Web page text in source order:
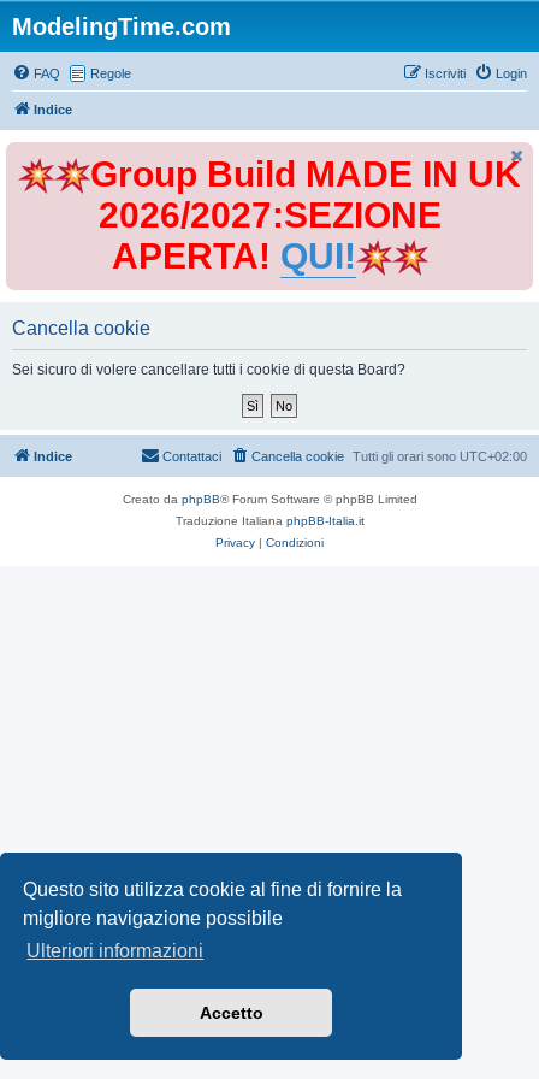
Questo sito utilizza cookie al fine di fornire la
migliore navigazione possibile
Ulteriori informazioni
Accetto
ModelingTime.com
FAQ Regole Login
Iscriviti
Indice
Group Build MADE IN UK
2026/2027:SEZIONE
APERTA! QUI!
Cancella cookie
Sei sicuro di volere cancellare tutti i cookie di questa Board?
Indice Tutti gli orari sono UTC+02:00
Cancella cookie
Contattaci
Creato da phpBB® Forum Software © phpBB Limited
Traduzione Italiana phpBB-Italia.it
Privacy | Condizioni